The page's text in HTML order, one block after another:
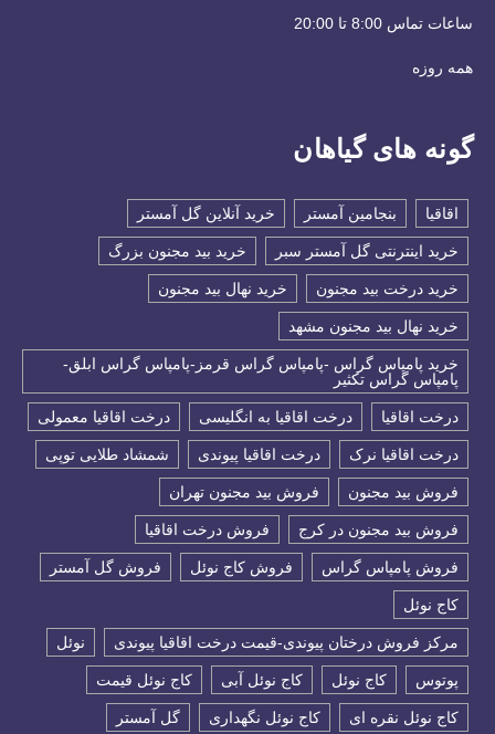
ساعات تماس 8:00 تا 20:00
همه روزه
گونه های گیاهان
اقاقیا بنجامین آمستر خرید آنلاین گل آمستر
خرید اینترنتی گل آمستر سبر خرید بید مجنون بزرگ
خرید درخت بید مجنون خرید نهال بید مجنون
خرید نهال بید مجنون مشهد
خرید پامپاس گراس -پامپاس گراس قرمز-پامپاس گراس ابلق-
پامپاس گراس تکثیر
درخت اقاقیا درخت اقاقیا به انگلیسی درخت اقاقیا معمولی
درخت اقاقیا نرک درخت اقاقیا پیوندی شمشاد طلایی توپی
فروش بید مجنون فروش بید مجنون تهران
فروش بید مجنون در کرج فروش درخت اقاقیا
فروش پامپاس گراس فروش کاج نوئل فروش گل آمستر
كاج نوئل
مرکز فروش درختان پیوندی-قیمت درخت اقاقیا پیوندی نوئل
پوتوس کاج نوئل کاج نوئل آبی کاج نوئل قیمت
کاج نوئل نقره ای کاج نوئل نگهداری گل آمستر